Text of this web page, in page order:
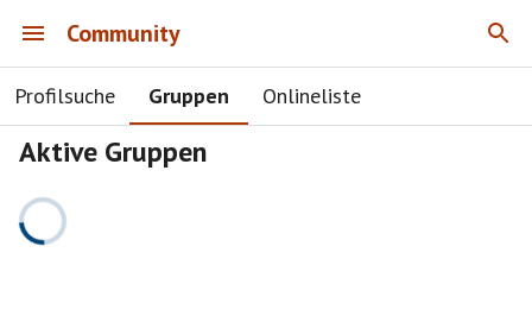
Community
Profilsuche Gruppen Onlineliste
Aktive Gruppen